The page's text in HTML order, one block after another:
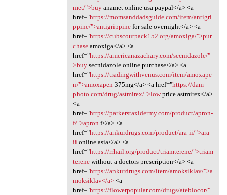
met/">buyanamet online usa paypal</a> <a
href="https://momsanddadsguide.com/item/antigri
ppine/">antigrippinefor sale overnight</a> <a
href="https://cubscoutpack152.org/amoxiga/">pur
chaseamoxiga</a> <a
href="https://americanazachary.com/secnidazole/"
>buysecnidazole online purchase</a> <a
href="https://tradingwithvenus.com/item/amoxape
n/">amoxapen 375mg</a> <a href="https://dam-
photo.com/drug/astmirex/">lowprice astmirex</a>
<a
href="https://parkerstaxidermy.com/product/apron-
f/">apron f</a> <a
href="https://ankurdrugs.com/product/ara-ii/">ara-
ii online asia</a> <a
href="https://rrhail.org/product/triamterene/">triam
terenewithout a doctors prescription</a> <a
href="https://ankurdrugs.com/item/amoksiklav/">a
moksiklav</a><a
href="https://flowerpopular.com/drugs/ateblocor/"